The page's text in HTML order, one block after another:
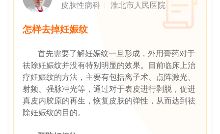
皮肤性病科 淮北市人民医院
怎样去掉妊娠纹
首先需要了解妊娠纹一旦形成，外用膏药对于
祛除妊娠纹并没有特别明显的效果。目前临床上治
疗妊娠纹的方法，主要有包括离子术、点阵激光、
射频、强脉冲光等，通过对于表皮进行剥脱，促进
真皮内胶原的再生，恢复皮肤的弹性，从而达到祛
除妊娠纹的目的。